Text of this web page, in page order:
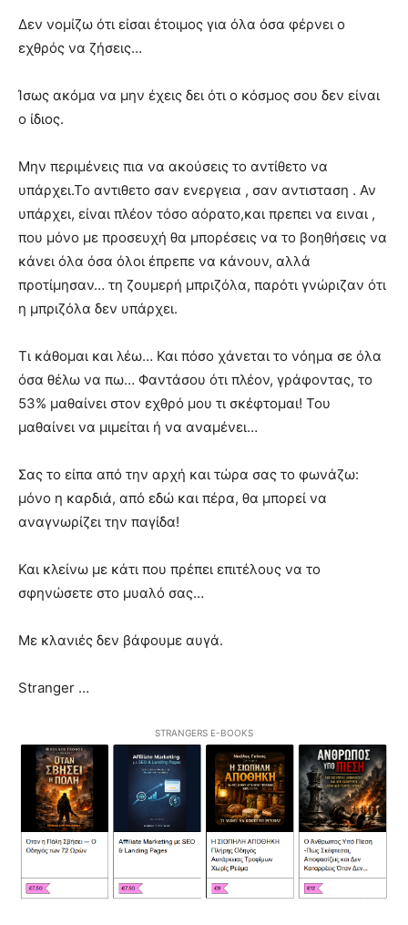
Δεν νομίζω ότι είσαι έτοιμος για όλα όσα φέρνει ο
εχθρός να ζήσεις…
Ίσως ακόμα να μην έχεις δει ότι ο κόσμος σου δεν είναι
ο ίδιος.
Μην περιμένεις πια να ακούσεις το αντίθετο να
υπάρχει.Το αντιθετο σαν ενεργεια , σαν αντισταση . Αν
υπάρχει, είναι πλέον τόσο αόρατο,και πρεπει να ειναι ,
που μόνο με προσευχή θα μπορέσεις να το βοηθήσεις να
κάνει όλα όσα όλοι έπρεπε να κάνουν, αλλά
προτίμησαν… τη ζουμερή μπριζόλα, παρότι γνώριζαν ότι
η μπριζόλα δεν υπάρχει.
Τι κάθομαι και λέω… Και πόσο χάνεται το νόημα σε όλα
όσα θέλω να πω… Φαντάσου ότι πλέον, γράφοντας, το
53% μαθαίνει στον εχθρό μου τι σκέφτομαι! Του
μαθαίνει να μιμείται ή να αναμένει…
Σας το είπα από την αρχή και τώρα σας το φωνάζω:
μόνο η καρδιά, από εδώ και πέρα, θα μπορεί να
αναγνωρίζει την παγίδα!
Και κλείνω με κάτι που πρέπει επιτέλους να το
σφηνώσετε στο μυαλό σας…
Με κλανιές δεν βάφουμε αυγά.
Stranger …
STRANGERS E-BOOKS